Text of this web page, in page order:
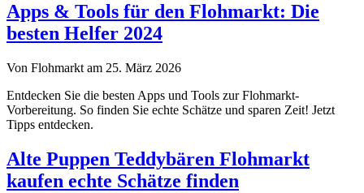
Apps & Tools für den Flohmarkt: Die
besten Helfer 2024
Von Flohmarkt am 25. März 2026
Entdecken Sie die besten Apps und Tools zur Flohmarkt-
Vorbereitung. So finden Sie echte Schätze und sparen Zeit! Jetzt
Tipps entdecken.
Alte Puppen Teddybären Flohmarkt
kaufen echte Schätze finden